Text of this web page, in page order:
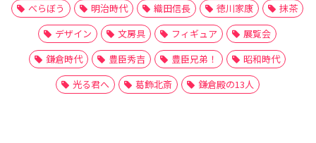
べらぼう
明治時代 織田信長 徳川家康
抹茶
デザイン
文房具 フィギュア
展覧会
鎌倉時代
豊臣秀吉 豊臣兄弟！
昭和時代
光る君へ
葛飾北斎 鎌倉殿の13人